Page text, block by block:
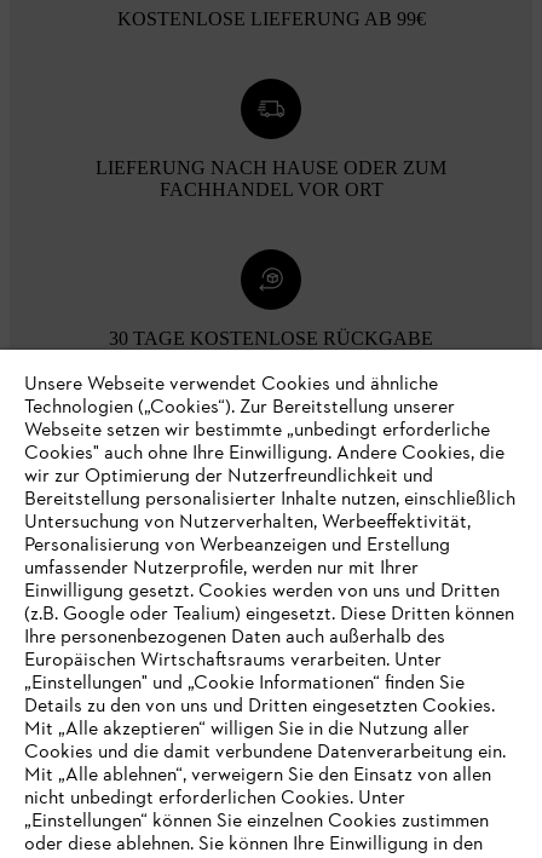
KOSTENLOSE LIEFERUNG AB 99€
LIEFERUNG NACH HAUSE ODER ZUM
FACHHANDEL VOR ORT
30 TAGE KOSTENLOSE RÜCKGABE
Zahlungsmöglichkeiten
Unternehmen
Online Shop
IHR BROWSER WIRD NICHT
UNTERSTÜTZT
Unsere Webseite verwendet Cookies und ähnliche
Technologien („Cookies“). Zur Bereitstellung unserer
Webseite setzen wir bestimmte „unbedingt erforderliche
Cookies" auch ohne Ihre Einwilligung. Andere Cookies, die
wir zur Optimierung der Nutzerfreundlichkeit und
Bereitstellung personalisierter Inhalte nutzen, einschließlich
Untersuchung von Nutzerverhalten, Werbeeffektivität,
Personalisierung von Werbeanzeigen und Erstellung
umfassender Nutzerprofile, werden nur mit Ihrer
Einwilligung gesetzt. Cookies werden von uns und Dritten
(z.B. Google oder Tealium) eingesetzt. Diese Dritten können
Ihre personenbezogenen Daten auch außerhalb des
Europäischen Wirtschaftsraums verarbeiten. Unter
„Einstellungen" und „Cookie Informationen“ finden Sie
Details zu den von uns und Dritten eingesetzten Cookies.
Mit „Alle akzeptieren“ willigen Sie in die Nutzung aller
Cookies und die damit verbundene Datenverarbeitung ein.
Mit „Alle ablehnen“, verweigern Sie den Einsatz von allen
nicht unbedingt erforderlichen Cookies. Unter
„Einstellungen“ können Sie einzelnen Cookies zustimmen
oder diese ablehnen. Sie können Ihre Einwilligung in den